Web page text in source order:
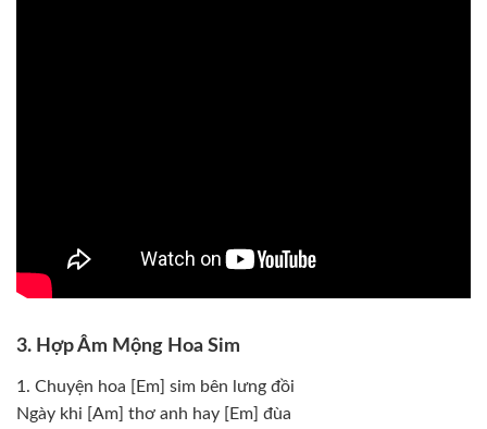
3. Hợp Âm Mộng Hoa Sim
1. Chuyện hoa [Em] sim bên lưng đồi
Ngày khi [Am] thơ anh hay [Em] đùa